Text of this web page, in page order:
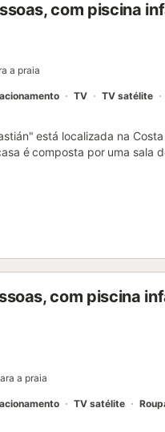
ideal para famílias
com piscina
a praia
TV TV satélite
está localizada na
é composta por uma sala
Wi-Fi, uma ventoinha,
alta. Além disso, a casa
existe também um jardim
a casa vizinha. Além
3 piscinas partilhadas (uma
sob o sol. A casa tem
está perto do mar....
com piscina
a praia
TV satélite